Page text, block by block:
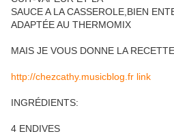
SAUCE A LA CASSEROLE,BIEN
ADAPTÉE AU THERMOMIX
MAIS JE VOUS DONNE LA
http://chezcathy.musicblog.fr link
INGRÉDIENTS:
4 ENDIVES